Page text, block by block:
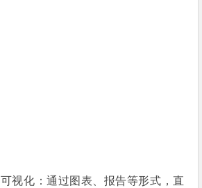
视化：通过图表、报告等形式，直